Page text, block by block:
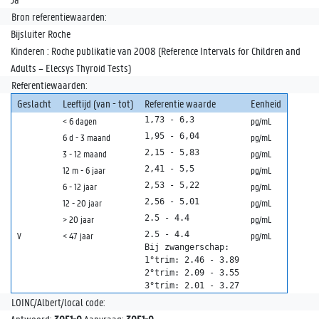
Bron referentiewaarden:
Bijsluiter Roche
Kinderen : Roche publikatie van 2008 (Reference Intervals for Children and
Adults – Elecsys Thyroid Tests)
Referentiewaarden:
Geslacht
Leeftijd (van - tot) Referentie waarde Eenheid
< 6 dagen 1,73 - 6,3
pg/mL
6 d - 3 maand
1,95 - 6,04
pg/mL
3 - 12 maand
2,15 - 5,83
pg/mL
12 m - 6 jaar
2,41 - 5,5
pg/mL
6 - 12 jaar
2,53 - 5,22
pg/mL
12 - 20 jaar
2,56 - 5,01
pg/mL
> 20 jaar
2.5 - 4.4
pg/mL
V
< 47 jaar
2.5 - 4.4
Bij zwangerschap:
1°trim: 2.46 - 3.89
2°trim: 2.09 - 3.55
3°trim: 2.01 - 3.27
pg/mL
LOINC/Albert/local code: